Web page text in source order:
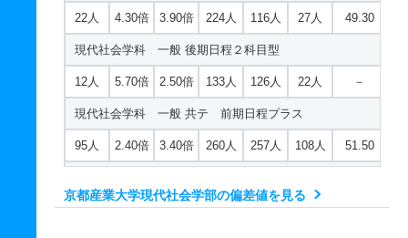
22人 4.30倍 3.90倍 224人 116人 27人 49.30
現代社会学科 一般 後期日程２科目型
12人 5.70倍 2.50倍 133人 126人 22人 －
現代社会学科 一般 共テ 前期日程プラス
95人 2.40倍 3.40倍 260人 257人 108人 51.50
9人 2.20倍 2.50倍 222人 220人 101人 54.30
京都産業大学現代社会学部の偏差値を見る